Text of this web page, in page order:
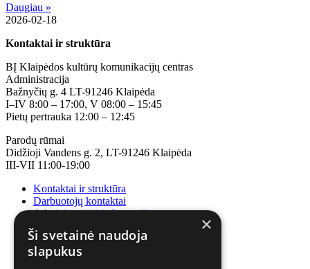
Daugiau »
2026-02-18
Kontaktai ir struktūra
BĮ Klaipėdos kultūrų komunikacijų centras
Administracija
Bažnyčių g. 4 LT-91246 Klaipėda
I–IV 8:00 – 17:00, V 08:00 – 15:45
Pietų pertrauka 12:00 – 12:45
Parodų rūmai
Didžioji Vandens g. 2, LT-91246 Klaipėda
III-VII 11:00-19:00
Kontaktai ir struktūra
Darbuotojų kontaktai
Administracinė informacija
Korupcijos prevencija
×
Ši svetainė naudoja
slapukus